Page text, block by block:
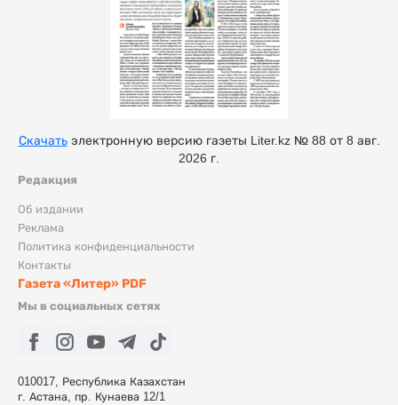
Редакция
Об издании
Реклама
Политика конфиденциальности
Контакты
Газета «Литер» PDF
Мы в социальных сетях
010017, Республика Казахстан
г. Астана, пр. Кунаева 12/1
Скачатьэлектронную версию газеты Liter.kz № 88 от 8 авг.
2026 г.